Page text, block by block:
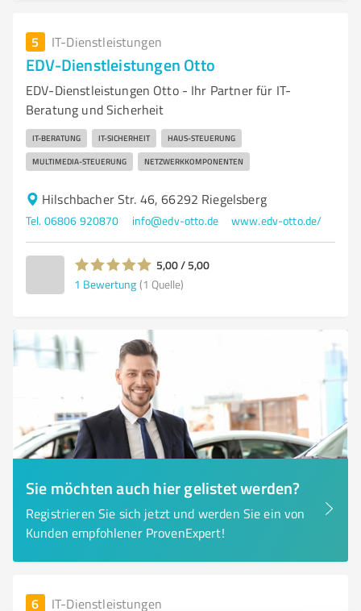
5 IT-Dienstleistungen
EDV-Dienstleistungen Otto
EDV-Dienstleistungen Otto - Ihr Partner für IT-
Beratung und Sicherheit
IT-BERATUNG IT-SICHERHEIT HAUS-STEUERUNG
MULTIMEDIA-STEUERUNG NETZWERKKOMPONENTEN
Hilschbacher Str. 46, 66292 Riegelsberg
Tel. 06806 920870 info@edv-otto.de www.edv-otto.de/
5,00 / 5,00
1 Bewertung (1 Quelle)
Sie möchten auch hier gelistet werden?
Registrieren Sie sich jetzt und werden Sie ein von
Kunden empfohlener ProvenExpert!
6 IT-Dienstleistungen